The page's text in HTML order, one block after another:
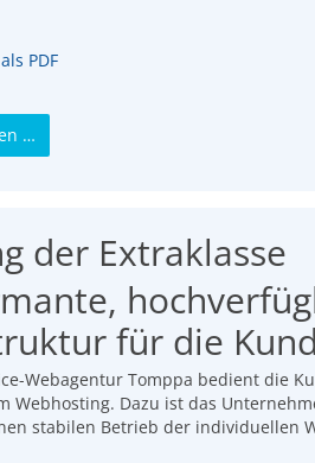
PDF
…
der Extraklasse
für die
Webagentur Tomppa bedient die
Webhosting. Dazu ist das
stabilen Betrieb der individuellen